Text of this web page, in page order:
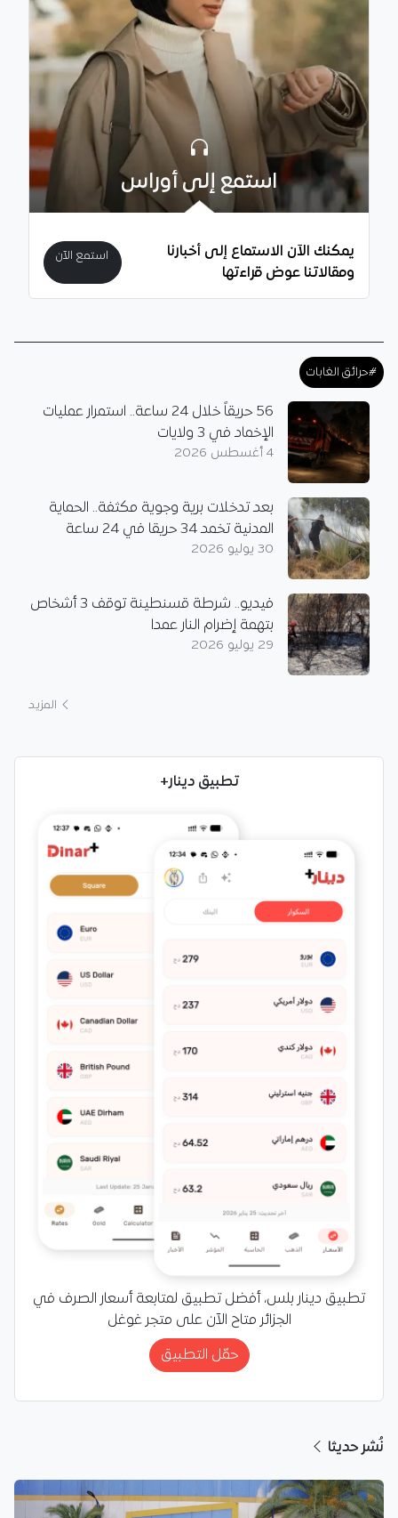
استمع إلى أوراس
يمكنك الآن الاستماع إلى أخبارنا
ومقالاتنا عوض قراءتها
استمع الآن
#حرائق الغابات
56 حريقاً خلال 24 ساعة.. استمرار عمليات
الإخماد في 3 ولايات
4 أغسطس 2026
بعد تدخلات برية وجوية مكثفة.. الحماية
المدنية تخمد 34 حريقا في 24 ساعة
30 يوليو 2026
فيديو.. شرطة قسنطينة توقف 3 أشخاص
بتهمة إضرام النار عمدا
29 يوليو 2026
المزيد
تطبيق دينار+
تطبيق دينار بلس، أفضل تطبيق لمتابعة أسعار الصرف في
الجزائر متاح الآن على متجر غوغل
حمّل التطبيق
نُشر حديثا